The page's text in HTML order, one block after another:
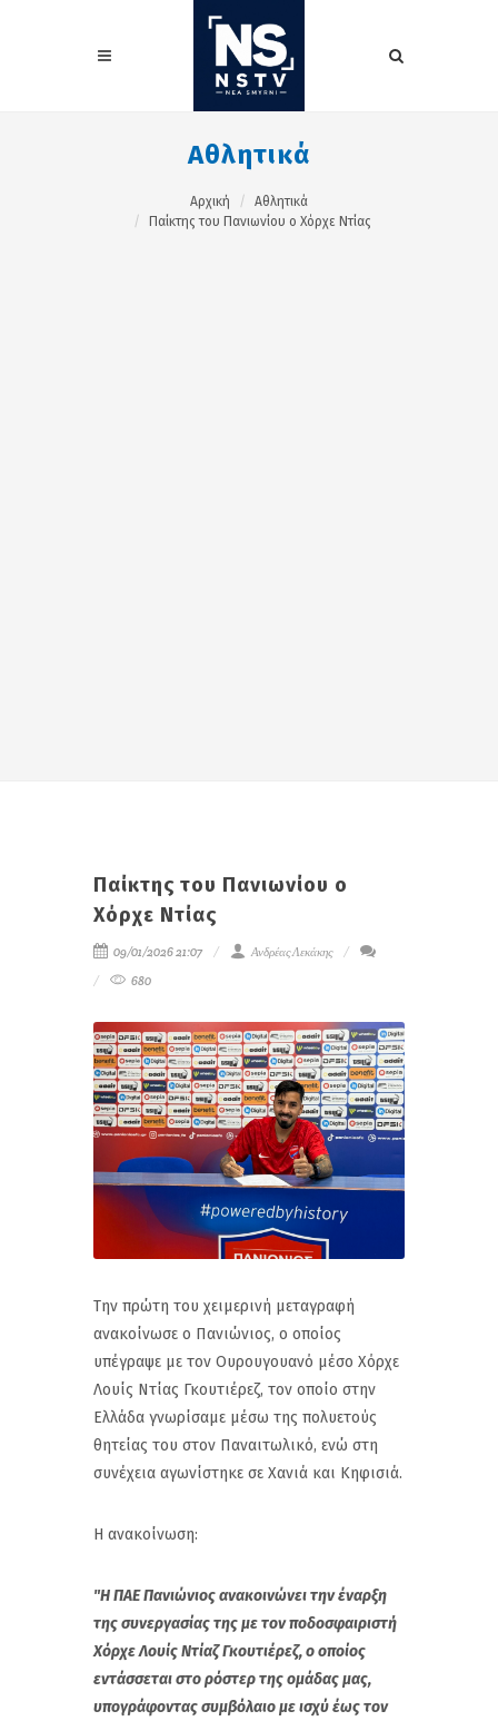
Αθλητικά
Αρχική
Αθλητικά
Παίκτης του Πανιωνίου ο Χόρχε Ντίας
Παίκτης του Πανιωνίου ο
Χόρχε Ντίας
09/01/2026 21:07
Ανδρέας Λεκάκης
680
Την πρώτη του χειμερινή μεταγραφή
ανακοίνωσε ο Πανιώνιος, ο οποίος
υπέγραψε με τον Ουρουγουανό μέσο Χόρχε
Λουίς Ντίας Γκουτιέρεζ, τον οποίο στην
Ελλάδα γνωρίσαμε μέσω της πολυετούς
θητείας του στον Παναιτωλικό, ενώ στη
συνέχεια αγωνίστηκε σε Χανιά και Κηφισιά.
Η ανακοίνωση:
"Η ΠΑΕ Πανιώνιος ανακοινώνει την έναρξη
της συνεργασίας της με τον ποδοσφαιριστή
Χόρχε Λουίς Ντίαζ Γκουτιέρεζ, ο οποίος
εντάσσεται στο ρόστερ της ομάδας μας,
υπογράφοντας συμβόλαιο με ισχύ έως τον